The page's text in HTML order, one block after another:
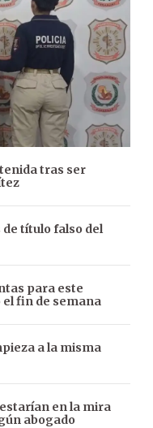
tras ser
título falso del
para este
fin de semana
a la misma
en la mira
abogado